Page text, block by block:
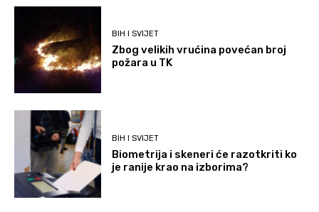
BIH I SVIJET
Zbog velikih vrućina povećan broj
požara u TK
BIH I SVIJET
Biometrija i skeneri će razotkriti ko
je ranije krao na izborima?